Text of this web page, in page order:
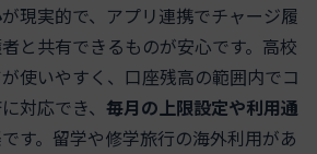
が現実的で、アプリ連携でチャージ履
と共有できるものが安心です。高校
が使いやすく、口座残高の範囲内でコ
対応でき、 毎月の上限設定や利用通
す。留学や修学旅行の海外利用があ